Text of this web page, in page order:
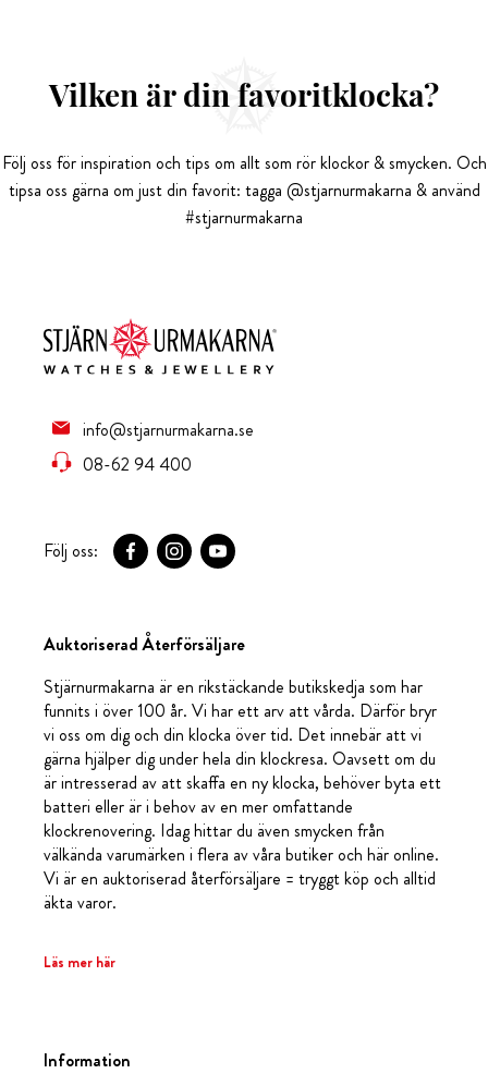
Vilken är din favoritklocka?
Följ oss för inspiration och tips om allt som rör klockor & smycken. Och
tipsa oss gärna om just din favorit: tagga @stjarnurmakarna & använd
#stjarnurmakarna
info@stjarnurmakarna.se
08-62 94 400
Följ oss:
Auktoriserad Återförsäljare
Stjärnurmakarna är en rikstäckande butikskedja som har
funnits i över 100 år. Vi har ett arv att vårda. Därför bryr
vi oss om dig och din klocka över tid. Det innebär att vi
gärna hjälper dig under hela din klockresa. Oavsett om du
är intresserad av att skaffa en ny klocka, behöver byta ett
batteri eller är i behov av en mer omfattande
klockrenovering. Idag hittar du även smycken från
välkända varumärken i flera av våra butiker och här online.
Vi är en auktoriserad återförsäljare = tryggt köp och alltid
äkta varor.
Läs mer här
Information